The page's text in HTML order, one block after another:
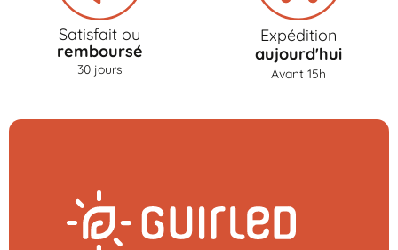
Satisfait ou
remboursé
30 jours
Expédition
aujourd'hui
Avant 15h